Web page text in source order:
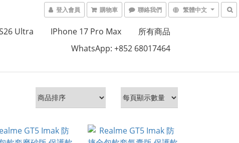
登入會員 購物車 聯絡我們 繁體中文
Ultra IPhone 17 Pro Max
所有商品
WhatsApp: +852 68017464